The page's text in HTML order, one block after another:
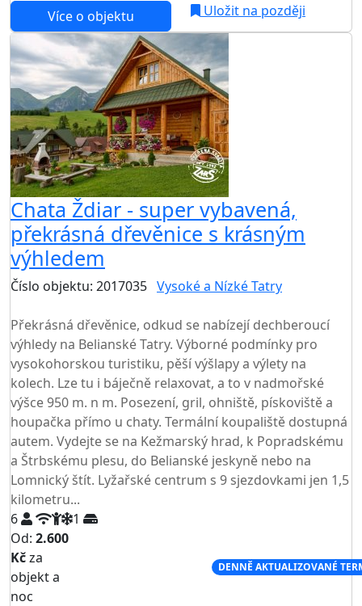
Více o objektu Uložit na později
Chata Ždiar - super vybavená,
překrásná dřevěnice s krásným
výhledem
Číslo objektu: 2017035 Vysoké a Nízké Tatry
Překrásná dřevěnice, odkud se nabízejí dechberoucí
výhledy na Belianské Tatry. Výborné podmínky pro
vysokohorskou turistiku, pěší výšlapy a výlety na
kolech. Lze tu i báječně relaxovat, a to v nadmořské
výšce 950 m. n m. Posezení, gril, ohniště, pískoviště a
houpačka přímo u chaty. Termální koupaliště dostupná
autem. Vydejte se na Kežmarský hrad, k Popradskému
a Štrbskému plesu, do Belianské jeskyně nebo na
Lomnický štít. Lyžařské centrum s 9 sjezdovkami jen 1,5
kilometru...
6
1
Od: 2.600
Kčza
objekt a
noc
DENNĚ AKTUALIZOVANÉ